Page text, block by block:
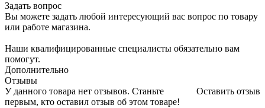
Задать вопрос
Вы можете задать любой интересующий вас вопрос по товару
или работе магазина.
Наши квалифицированные специалисты обязательно вам
помогут.
Дополнительно
Отзывы
Оставить отзыв
У данного товара нет отзывов. Станьте
первым, кто оставил отзыв об этом товаре!